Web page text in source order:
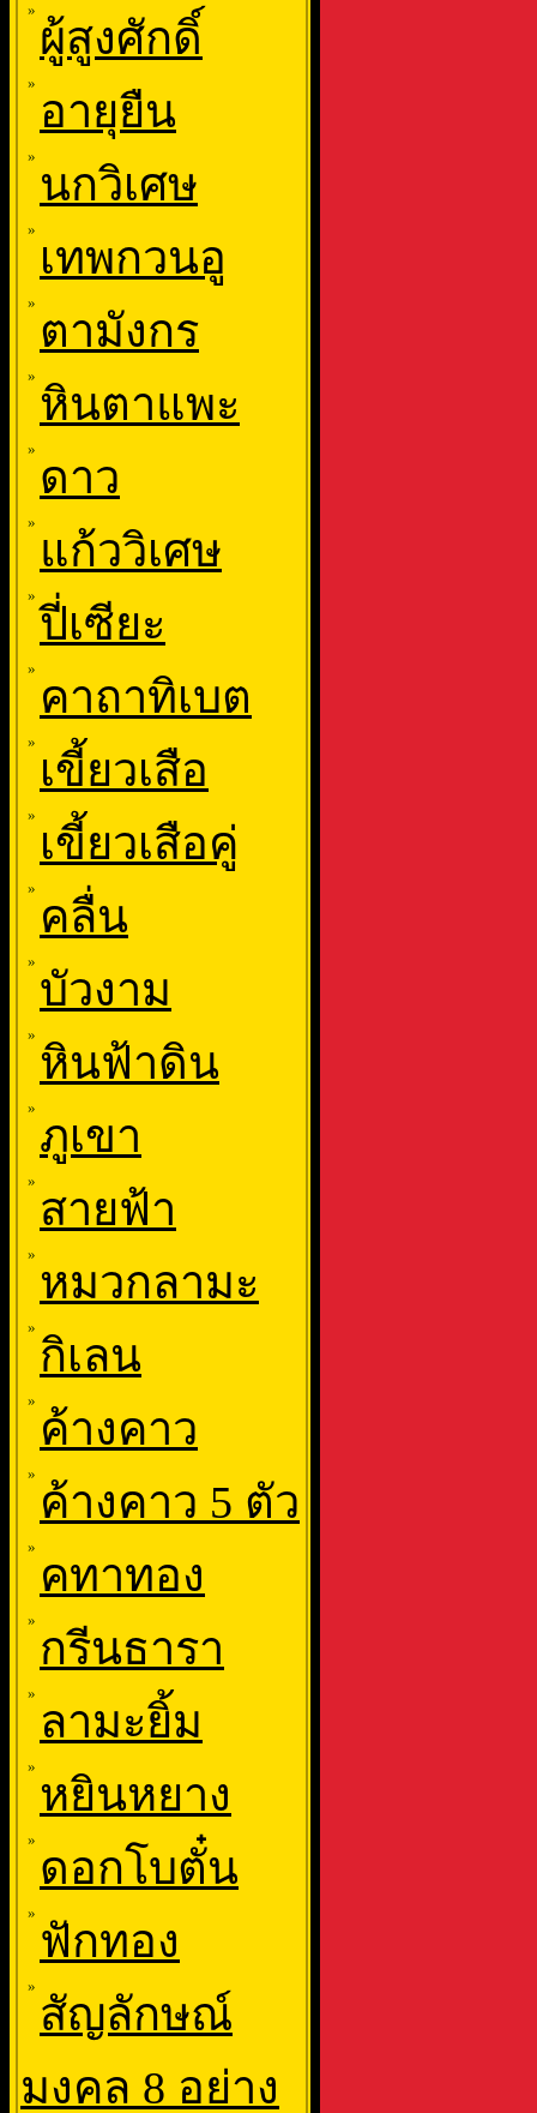
»
ผู้สูงศักดิ์
»
อายุยืน
»
นกวิเศษ
»
เทพกวนอู
»
ตามังกร
»
หินตาแพะ
»
ดาว
»
แก้ววิเศษ
»
ปี่เซียะ
»
คาถาทิเบต
»
เขี้ยวเสือ
»
เขี้ยวเสือคู่
»
คลื่น
»
บัวงาม
»
หินฟ้าดิน
»
ภูเขา
»
สายฟ้า
»
หมวกลามะ
»
กิเลน
»
ค้างคาว
»
ค้างคาว 5 ตัว
»
คทาทอง
»
กรีนธารา
»
ลามะยิ้ม
»
หยินหยาง
»
ดอกโบตั๋น
»
ฟักทอง
»
สัญลักษณ์
มงคล 8 อย่าง